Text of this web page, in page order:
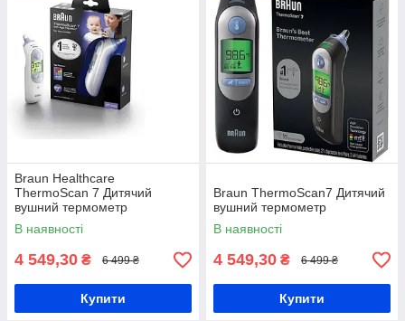
Braun Healthcare
ThermoScan 7 Дитячий
вушний термометр
В наявності
4 549,30 ₴ 6 499 ₴
Купити
Braun ThermoScan7 Дитячий
вушний термометр
В наявності
4 549,30 ₴ 6 499 ₴
Купити